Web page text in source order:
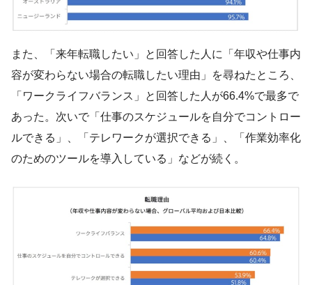
また、「来年転職したい」と回答した人に「年収や仕事内
容が変わらない場合の転職したい理由」を尋ねたところ、
「ワークライフバランス」と回答した人が66.4%で最多で
あった。次いで「仕事のスケジュールを自分でコントロー
ルできる」、「テレワークが選択できる」、「作業効率化
のためのツールを導入している」などが続く。